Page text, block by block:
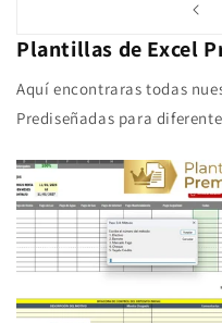
Plantillas de Excel
Aquí encontraras todas
Prediseñadas para